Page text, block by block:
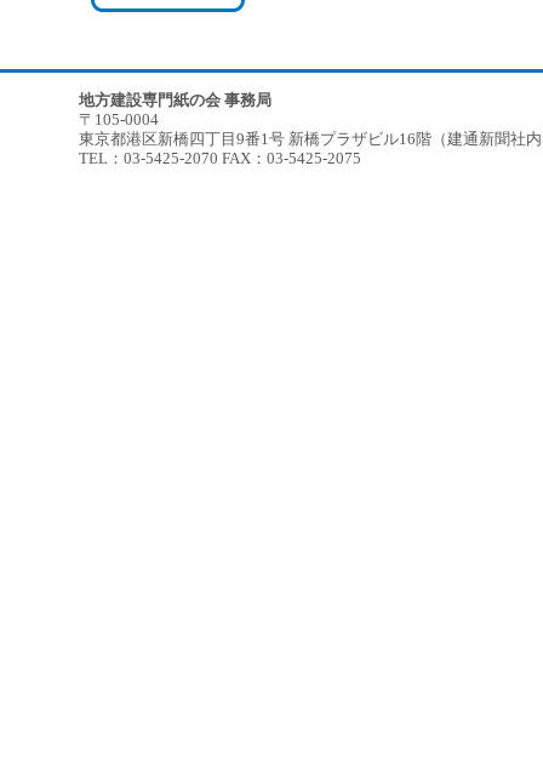
地方建設専門紙の会 事務局
〒105-0004
東京都港区新橋四丁目9番1号 新橋プラザビル16階（建通新聞社
TEL：03-5425-2070 FAX：03-5425-2075